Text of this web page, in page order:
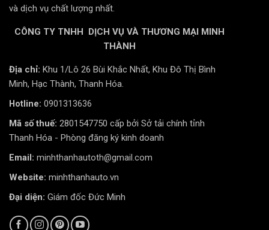
và dịch vụ chất lượng nhất.
CÔNG TY TNHH DỊCH VỤ VÀ THƯƠNG MẠI MINH
THÀNH
Địa chỉ: Khu 1/Lô 26 Bùi Khắc Nhất, Khu Đô Thị Bình
Minh, Hạc Thành, Thanh Hóa.
Hotline: 0901313636
Mã số thuế: 2801547750 cấp bởi Sở tải chính tỉnh
Thanh Hóa - Phòng đăng ký kinh doanh
Email: minhthanhautoth@gmail.com
Website: minhthanhauto.vn
Đại diện: Giám đốc Đức Minh